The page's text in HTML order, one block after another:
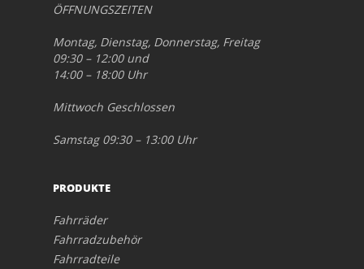
ÖFFNUNGSZEITEN
Montag, Dienstag, Donnerstag, Freitag
09:30 – 12:00 und
14:00 – 18:00 Uhr
Mittwoch Geschlossen
Samstag 09:30 – 13:00 Uhr
PRODUKTE
Fahrräder
Fahrradzubehör
Fahrradteile